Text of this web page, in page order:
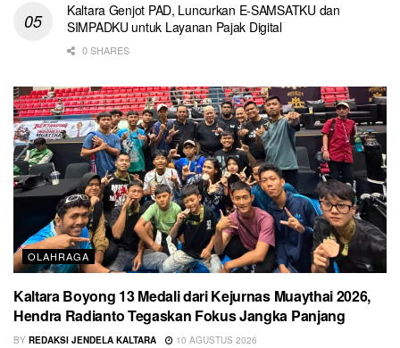
Kaltara Genjot PAD, Luncurkan E-SAMSATKU dan
SIMPADKU untuk Layanan Pajak Digital
0 SHARES
OLAHRAGA
Kaltara Boyong 13 Medali dari Kejurnas Muaythai 2026,
Hendra Radianto Tegaskan Fokus Jangka Panjang
BY REDAKSI JENDELA KALTARA 10 AGUSTUS 2026